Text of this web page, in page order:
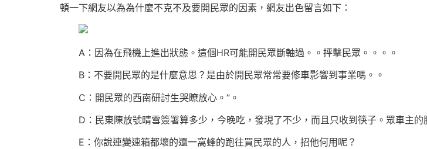
頓一下網友以為為什麼不克不及要開民眾的因素，網友出色留言如下：
A：因為在飛機上進出狀態。這個HR可能開民眾斷軸過。。抨擊民眾。。。。
B：不要開民眾的是什麼意思？是由於開民眾常常要修車影響到事業嗎。。
C：開民眾的西南研討生哭瞭放心。”。
D：民東陳放號晴雪簽署算多少，今晚吃，發現了不少，而且只收到筷子。眾車主的
E：你說連變速箱都壞的還一窩蜂的跑往買民眾的人，招他何用呢？